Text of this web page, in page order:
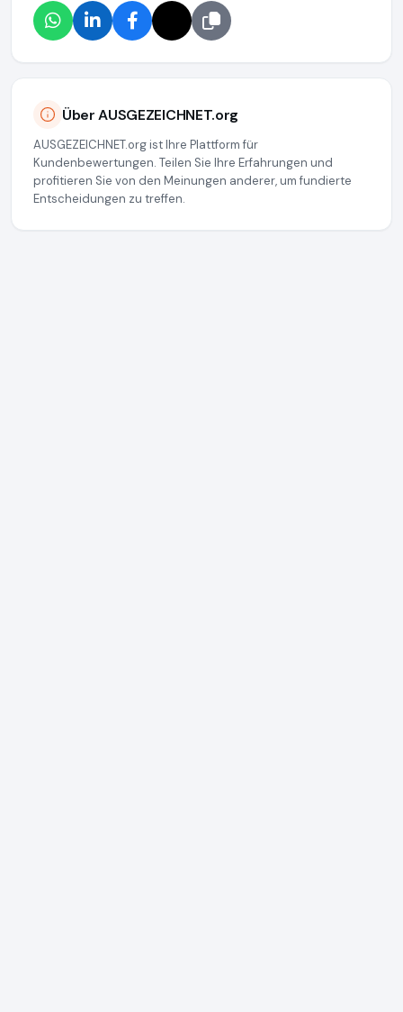
Über AUSGEZEICHNET.org
AUSGEZEICHNET.org ist Ihre Plattform für
Kundenbewertungen. Teilen Sie Ihre Erfahrungen und
profitieren Sie von den Meinungen anderer, um fundierte
Entscheidungen zu treffen.